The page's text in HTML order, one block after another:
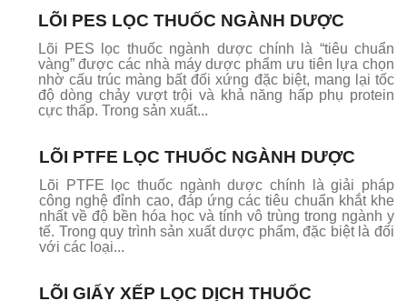
LÕI PES LỌC THUỐC NGÀNH DƯỢC
Lõi PES lọc thuốc ngành dược chính là “tiêu chuẩn
vàng” được các nhà máy dược phẩm ưu tiên lựa chọn
nhờ cấu trúc màng bất đối xứng đặc biệt, mang lại tốc
độ dòng chảy vượt trội và khả năng hấp phụ protein
cực thấp. Trong sản xuất...
LÕI PTFE LỌC THUỐC NGÀNH DƯỢC
Lõi PTFE lọc thuốc ngành dược chính là giải pháp
công nghệ đỉnh cao, đáp ứng các tiêu chuẩn khắt khe
nhất về độ bền hóa học và tính vô trùng trong ngành y
tế. Trong quy trình sản xuất dược phẩm, đặc biệt là đối
với các loại...
LÕI GIẤY XẾP LỌC DỊCH THUỐC